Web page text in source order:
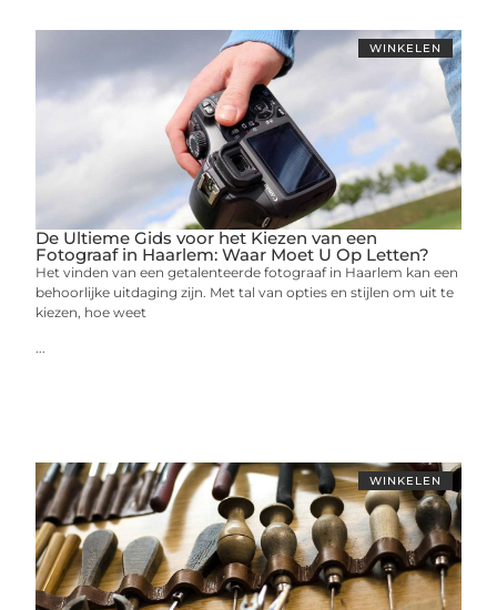
WINKELEN
De Ultieme Gids voor het Kiezen van een
Fotograaf in Haarlem: Waar Moet U Op Letten?
Het vinden van een getalenteerde fotograaf in Haarlem kan een
behoorlijke uitdaging zijn. Met tal van opties en stijlen om uit te
kiezen, hoe weet
...
WINKELEN